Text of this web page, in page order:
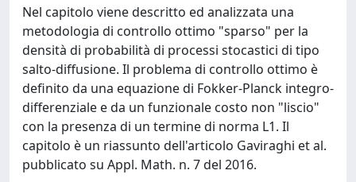
Nel capitolo viene descritto ed analizzata una
metodologia di controllo ottimo "sparso" per la
densità di probabilità di processi stocastici di tipo
salto-diffusione. Il problema di controllo ottimo è
definito da una equazione di Fokker-Planck integro-
differenziale e da un funzionale costo non "liscio"
con la presenza di un termine di norma L1. Il
capitolo è un riassunto dell'articolo Gaviraghi et al.
pubblicato su Appl. Math. n. 7 del 2016.